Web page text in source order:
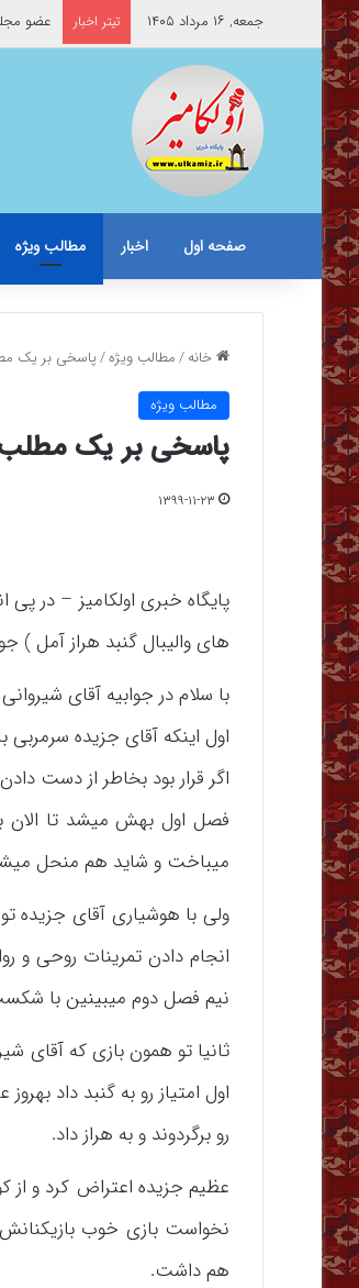
جمعه, ۱۶ مرداد ۱۴۰۵ تیتر اخبار عضو
صفحه اول اخبار مطالب ویژه
خانه/مطالب ویژه/پاسخی بر یک
مطالب ویژه
پاسخی بر یک مطلب
۱۳۹۹-۱۱-۲۳
پایگاه خبری اولکامیز – در
های والیبال گنبد هراز آمل )
با سلام در جوابیه آقای
اول اینکه آقای جزیده
اگر قرار بود بخاطر از دست
فصل اول بهش میشد تا الان
میباخت و شاید هم منحل
ولی با هوشیاری آقای جزیده
انجام دادن تمرینات روحی و
نیم فصل دوم میبینین با
اول امتیاز رو به گنبد داد
رو برگردوند و به هراز داد.
عظیم جزیده اعتراض کرد و
نخواست بازی خوب
هم داشت.